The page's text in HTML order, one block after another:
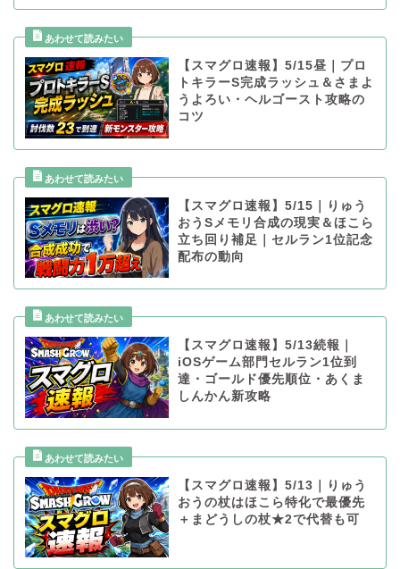
【スマグロ速報】5/15昼｜プロ
トキラーS完成ラッシュ＆さまよ
うよろい・ヘルゴースト攻略の
コツ
【スマグロ速報】5/15｜りゅう
おうSメモリ合成の現実＆ほこら
立ち回り補足｜セルラン1位記念
配布の動向
【スマグロ速報】5/13続報｜
iOSゲーム部門セルラン1位到
達・ゴールド優先順位・あくま
しんかん新攻略
【スマグロ速報】5/13｜りゅう
おうの杖はほこら特化で最優先
＋まどうしの杖★2で代替も可